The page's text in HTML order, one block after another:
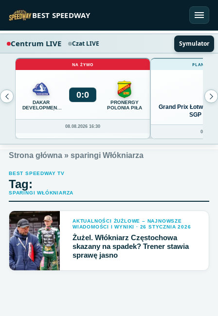
BEST SPEEDWAY
Centrum LIVE Czat LIVE Symulator
NA ŻYWO
DAKAR
DEVELOPMENT
0:0
PRONERGY
POLONIA PIŁA
08.08.2026 16:30
Grand Prix Łotwy w
SGP
Strona główna » sparingi Włókniarza
BEST SPEEDWAY TV
Tag:
SPARINGI WŁÓKNIARZA
AKTUALNOŚCI ŻUŻLOWE – NAJNOWSZE
WIADOMOŚCI I WYNIKI · 26 STYCZNIA 2026
Żużel. Włókniarz Częstochowa
skazany na spadek? Trener stawia
sprawę jasno